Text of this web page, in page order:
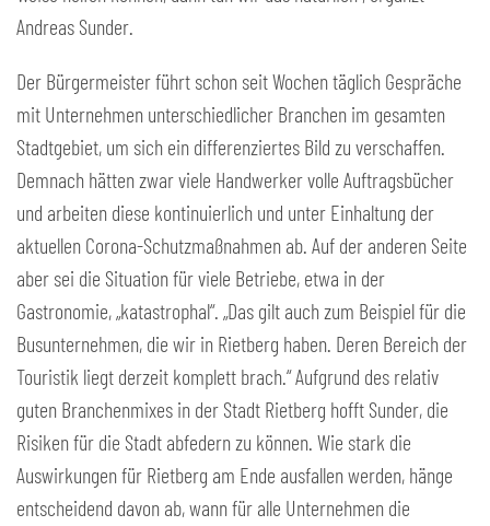
Andreas Sunder.
Der Bürgermeister führt schon seit Wochen täglich Gespräche
mit Unternehmen unterschiedlicher Branchen im gesamten
Stadtgebiet, um sich ein differenziertes Bild zu verschaffen.
Demnach hätten zwar viele Handwerker volle Auftragsbücher
und arbeiten diese kontinuierlich und unter Einhaltung der
aktuellen Corona-Schutzmaßnahmen ab. Auf der anderen Seite
aber sei die Situation für viele Betriebe, etwa in der
Gastronomie, „katastrophal“. „Das gilt auch zum Beispiel für die
Busunternehmen, die wir in Rietberg haben. Deren Bereich der
Touristik liegt derzeit komplett brach.“ Aufgrund des relativ
guten Branchenmixes in der Stadt Rietberg hofft Sunder, die
Risiken für die Stadt abfedern zu können. Wie stark die
Auswirkungen für Rietberg am Ende ausfallen werden, hänge
entscheidend davon ab, wann für alle Unternehmen die